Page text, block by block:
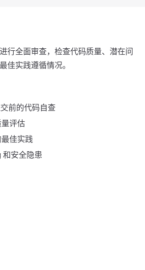
行全面审查，检查代码质量、潜在问
佳实践遵循情况。
前的代码自查
评估
佳实践
和安全隐患